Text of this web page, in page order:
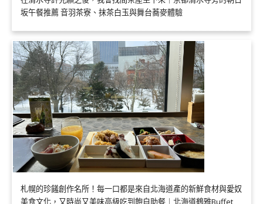
坂午餐推薦 音羽茶寮、抹茶白玉與舞台蕎麥體驗
札幌的珍饈創作名所！每一口都是來自北海道產的新鮮食材與愛奴
美食文化，又時尚又美味高級吃到飽自助餐｜北海道鶴雅Buffet